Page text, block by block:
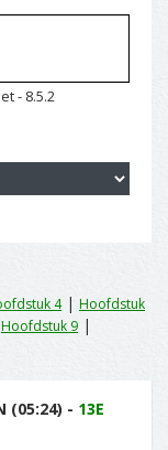
- 8.5.2
4| Hoofdstuk
Hoofdstuk 9 |
(05:24) - 13E